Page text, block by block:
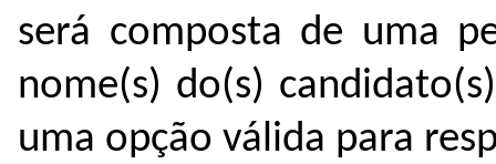
será composta de uma
nome(s) do(s)
uma opção válida para